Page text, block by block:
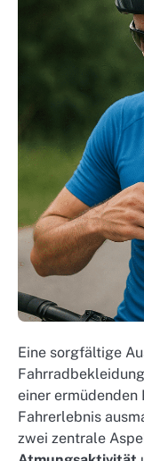
Eine sorgfältige
einer ermüdenden
Fahrerlebnis
zwei zentrale